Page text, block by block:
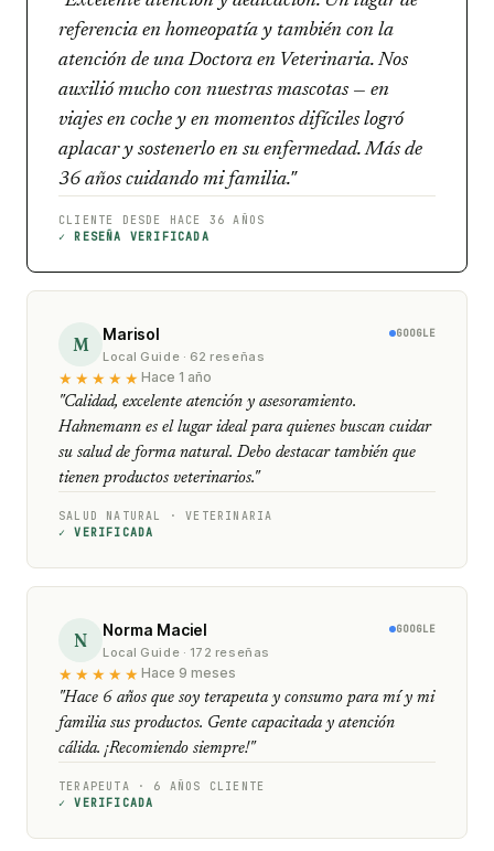
referencia en homeopatía y también con la
atención de una Doctora en Veterinaria. Nos
auxilió mucho con nuestras mascotas — en
viajes en coche y en momentos difíciles logró
aplacar y sostenerlo en su enfermedad. Más de
36 años cuidando mi familia."
CLIENTE DESDE HACE 36 AÑOS
✓ RESEÑA VERIFICADA
M Marisol
Local Guide · 62 reseñas
GOOGLE
★★★★★ Hace 1 año
"Calidad, excelente atención y asesoramiento.
Hahnemann es el lugar ideal para quienes buscan cuidar
su salud de forma natural. Debo destacar también que
tienen productos veterinarios."
SALUD NATURAL · VETERINARIA
✓ VERIFICADA
N Norma Maciel
Local Guide · 172 reseñas
GOOGLE
★★★★★ Hace 9 meses
"Hace 6 años que soy terapeuta y consumo para mí y mi
familia sus productos. Gente capacitada y atención
cálida. ¡Recomiendo siempre!"
TERAPEUTA · 6 AÑOS CLIENTE
✓ VERIFICADA